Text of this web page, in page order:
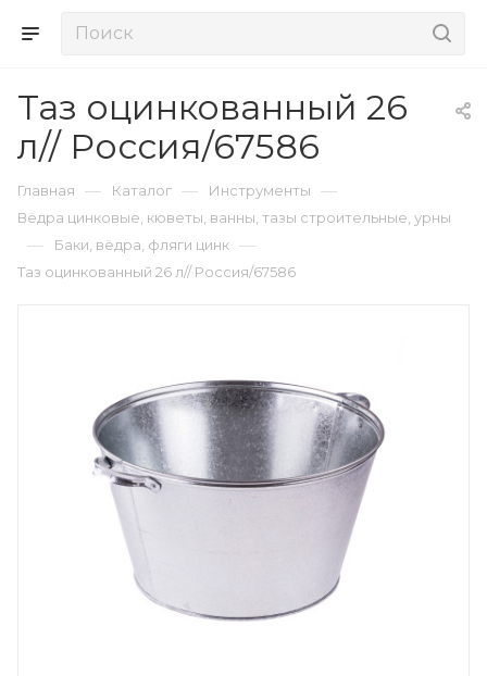
Таз оцинкованный 26
л// Россия/67586
Главная — Каталог — Инструменты —
Вёдра цинковые, кюветы, ванны, тазы строительные, урны
— Баки, вёдра, фляги цинк —
Таз оцинкованный 26 л// Россия/67586